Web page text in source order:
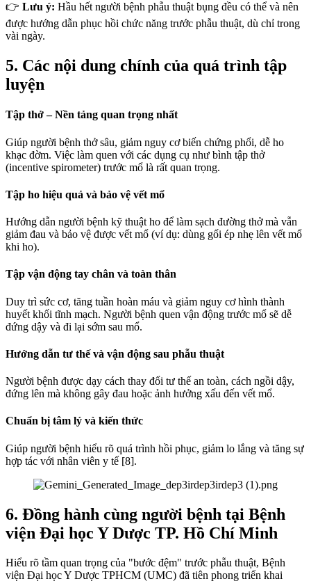
👉 Lưu ý: Hầu hết người bệnh phẫu thuật bụng đều có thể và nên
được hướng dẫn phục hồi chức năng trước phẫu thuật, dù chỉ trong
vài ngày.
5. Các nội dung chính của quá trình tập
luyện
Tập thở – Nền tảng quan trọng nhất
Giúp người bệnh thở sâu, giảm nguy cơ biến chứng phổi, dễ ho
khạc đờm. Việc làm quen với các dụng cụ như bình tập thở
(incentive spirometer) trước mổ là rất quan trọng.
Tập ho hiệu quả và bảo vệ vết mổ
Hướng dẫn người bệnh kỹ thuật ho để làm sạch đường thở mà vẫn
giảm đau và bảo vệ được vết mổ (ví dụ: dùng gối ép nhẹ lên vết mổ
khi ho).
Tập vận động tay chân và toàn thân
Duy trì sức cơ, tăng tuần hoàn máu và giảm nguy cơ hình thành
huyết khối tĩnh mạch. Người bệnh quen vận động trước mổ sẽ dễ
đứng dậy và đi lại sớm sau mổ.
Hướng dẫn tư thế và vận động sau phẫu thuật
Người bệnh được dạy cách thay đổi tư thế an toàn, cách ngồi dậy,
đứng lên mà không gây đau hoặc ảnh hưởng xấu đến vết mổ.
Chuẩn bị tâm lý và kiến thức
Giúp người bệnh hiểu rõ quá trình hồi phục, giảm lo lắng và tăng sự
hợp tác với nhân viên y tế [8].
6. Đồng hành cùng người bệnh tại Bệnh
viện Đại học Y Dược TP. Hồ Chí Minh
Hiểu rõ tầm quan trọng của "bước đệm" trước phẫu thuật, Bệnh
viện Đại học Y Dược TPHCM (UMC) đã tiên phong triển khai